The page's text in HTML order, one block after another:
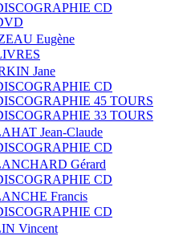
CD
Eugène
Jane
CD
45 TOURS
33 TOURS
Jean-Claude
CD
Gérard
CD
Francis
CD
Vincent